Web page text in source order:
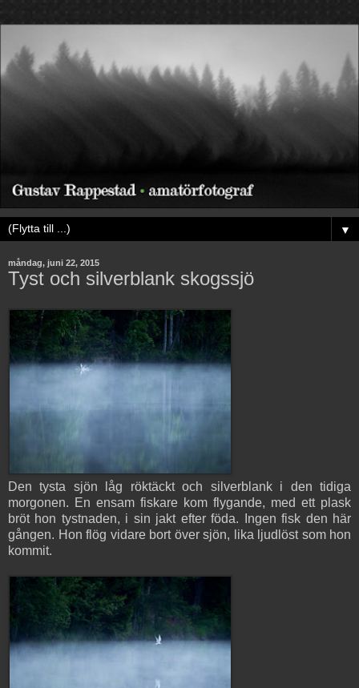
▼
måndag, juni 22, 2015
Tyst och silverblank skogssjö
Den tysta sjön låg röktäckt och silverblank i den tidiga
morgonen. En ensam fiskare kom flygande, med ett plask
bröt hon tystnaden, i sin jakt efter föda. Ingen fisk den här
gången. Hon flög vidare bort över sjön, lika ljudlöst som hon
kommit.